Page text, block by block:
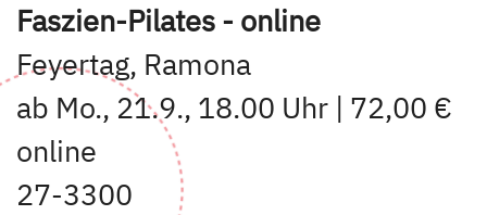
Faszien-Pilates - online
Feyertag, Ramona
ab Mo., 21.9., 18.00 Uhr | 72,00 €
online
27-3300